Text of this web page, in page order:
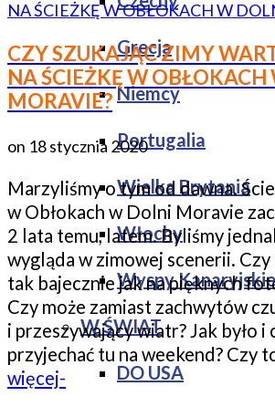
Grecja
Niemcy
Portugalia
Wielka Brytania
Włochy
Wyspy Kanaryjskie
W ŚWIAT
DO USA
CZY SZUKAJĄC ZIMY
NA ŚCIEŻKĘ W OBŁOKACH
MORAVIE?
on 18 stycznia 2020
Marzyliśmy o tym od dawna.
w Obłokach w Dolni Moravie
2 lata temu, latem. Byliśmy
wygląda w zimowej scenerii.
tak bajecznie jak na pięknych
Czy może zamiast zachwytów
i przeszywający wiatr? Jak było i
przyjechać tu na weekend? Czy
więcej-